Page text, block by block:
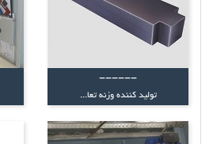
------
تولید کننده وزنه تعا...